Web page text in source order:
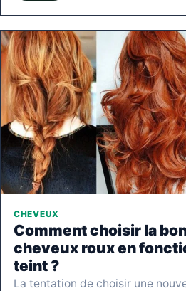
CHEVEUX
Comment choisir la
cheveux roux en
teint ?
La tentation de choisir une